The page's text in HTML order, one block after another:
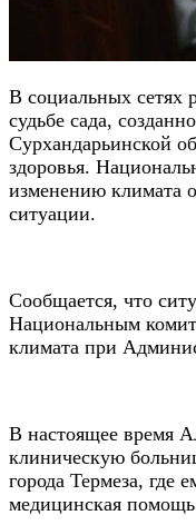
В социальных сетях
судьбе сада,
Сурхандарьинской
здоровья.
изменению климата
ситуации.
Сообщается, что
Национальным
климата при
В настоящее время
клиническую
города Термеза, где
медицинская